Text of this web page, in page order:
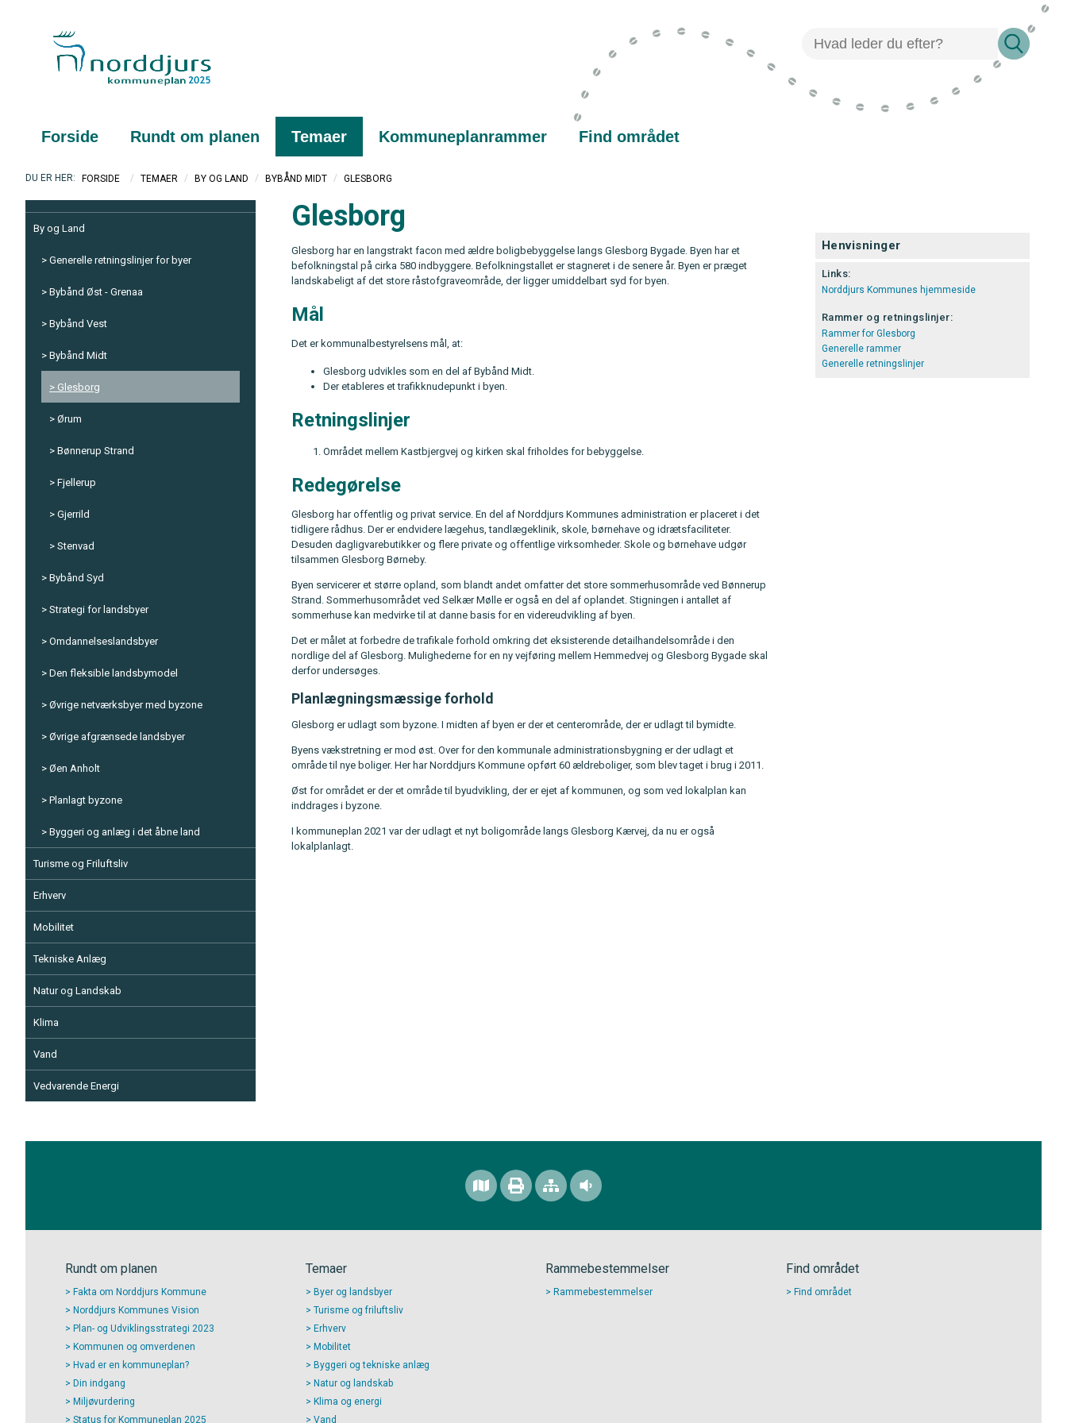
Forside Rundt om planen Temaer Kommuneplanrammer Find området
FORSIDE / TEMAER / BY OG LAND / BYBÅND MIDT / GLESBORG
By og Land
Generelle retningslinjer for byer
Bybånd Øst - Grenaa
Bybånd Vest
Bybånd Midt
Glesborg
Ørum
Bønnerup Strand
Fjellerup
Gjerrild
Stenvad
Bybånd Syd
Strategi for landsbyer
Omdannelseslandsbyer
Den fleksible landsbymodel
Øvrige netværksbyer med byzone
Øvrige afgrænsede landsbyer
Øen Anholt
Planlagt byzone
Byggeri og anlæg i det åbne land
Turisme og Friluftsliv
Erhverv
Mobilitet
Tekniske Anlæg
Natur og Landskab
Klima
Vand
Vedvarende Energi
Glesborg
Glesborg har en langstrakt facon med ældre boligbebyggelse langs Glesborg Bygade. Byen har et
befolkningstal på cirka 580 indbyggere. Befolkningstallet er stagneret i de senere år. Byen er præget
landskabeligt af det store råstofgraveområde, der ligger umiddelbart syd for byen.
Mål
Det er kommunalbestyrelsens mål, at:
Glesborg udvikles som en del af Bybånd Midt.
Der etableres et trafikknudepunkt i byen.
Retningslinjer
Området mellem Kastbjergvej og kirken skal friholdes for bebyggelse.
Redegørelse
Glesborg har offentlig og privat service. En del af Norddjurs Kommunes administration er placeret i det
tidligere rådhus. Der er endvidere lægehus, tandlægeklinik, skole, børnehave og idrætsfaciliteter.
Desuden dagligvarebutikker og flere private og offentlige virksomheder. Skole og børnehave udgør
tilsammen Glesborg Børneby.
Byen servicerer et større opland, som blandt andet omfatter det store sommerhusområde ved Bønnerup
Strand. Sommerhusområdet ved Selkær Mølle er også en del af oplandet. Stigningen i antallet af
sommerhuse kan medvirke til at danne basis for en videreudvikling af byen.
Det er målet at forbedre de trafikale forhold omkring det eksisterende detailhandelsområde i den
nordlige del af Glesborg. Mulighederne for en ny vejføring mellem Hemmedvej og Glesborg Bygade skal
derfor undersøges.
Planlægningsmæssige forhold
Glesborg er udlagt som byzone. I midten af byen er der et centerområde, der er udlagt til bymidte.
Byens vækstretning er mod øst. Over for den kommunale administrationsbygning er der udlagt et
område til nye boliger. Her har Norddjurs Kommune opført 60 ældreboliger, som blev taget i brug i 2011.
Øst for området er der et område til byudvikling, der er ejet af kommunen, og som ved lokalplan kan
inddrages i byzone.
I kommuneplan 2021 var der udlagt et nyt boligområde langs Glesborg Kærvej, da nu er også
lokalplanlagt.
Henvisninger
Links:
Norddjurs Kommunes hjemmeside
Rammer og retningslinjer:
Rammer for Glesborg
Generelle rammer
Generelle retningslinjer
Rundt om planen
Fakta om Norddjurs Kommune
Norddjurs Kommunes Vision
Plan- og Udviklingsstrategi 2023
Kommunen og omverdenen
Hvad er en kommuneplan?
Din indgang
Miljøvurdering
Status for Kommuneplan 2025
Temaer
Byer og landsbyer
Turisme og friluftsliv
Erhverv
Mobilitet
Byggeri og tekniske anlæg
Natur og landskab
Klima og energi
Vand
Rammebestemmelser
Rammebestemmelser
Find området
Find området